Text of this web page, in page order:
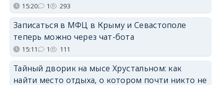
15:20 1 293
Записаться в МФЦ в Крыму и Севастополе
теперь можно через чат-бота
15:11 1 111
Тайный дворик на мысе Хрустальном: как
найти место отдыха, о котором почти никто не